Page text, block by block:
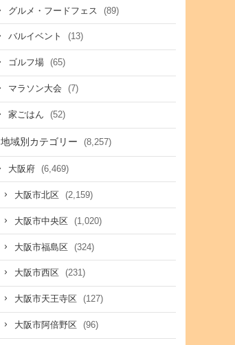
グルメ・フードフェス (89)
バルイベント (13)
ゴルフ場 (65)
マラソン大会 (7)
家ごはん (52)
地域別カテゴリー (8,257)
大阪府 (6,469)
大阪市北区 (2,159)
大阪市中央区 (1,020)
大阪市福島区 (324)
大阪市西区 (231)
大阪市天王寺区 (127)
大阪市阿倍野区 (96)